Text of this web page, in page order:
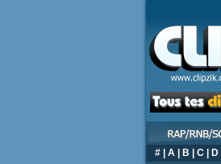
# A B C D